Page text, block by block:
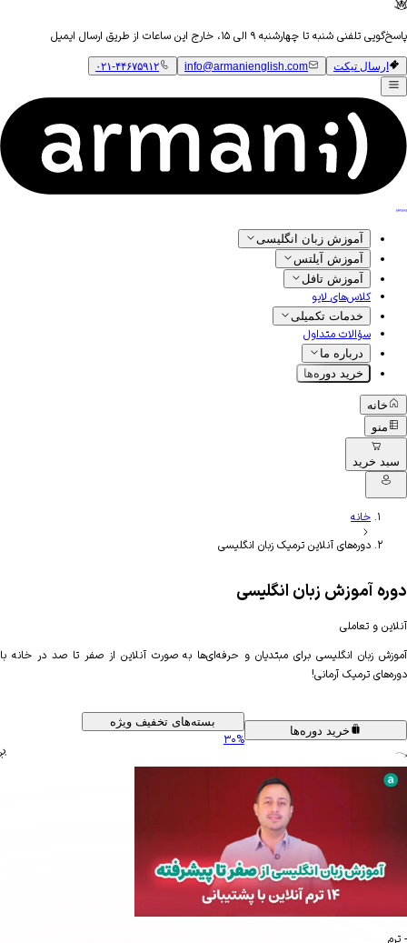
الی ۱۵، خارج این ساعات از طریق ارسال ایمیل
info@armanienglish.com ۰۲۱-۴۴۶۷۵۹۱۲
زبان انگلیسی
آیلتس
تافل
لایو
تکمیلی
متداول
ما
دوره‌ها
آنلاین ترمیک زبان انگلیسی
زبان انگلیسی
برای مبتدیان و حرفه‌ای‌ها به صورت آنلاین از صفر تا صد در خانه با
دوره‌ها
بسته‌های تخفیف ویژه
۳۰%
ببین و آشنا بشو!